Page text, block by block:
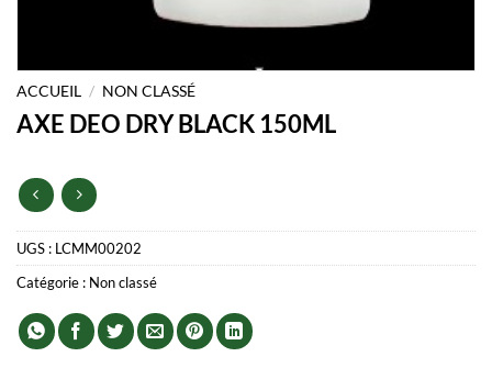
ACCUEIL / NON CLASSÉ
AXE DEO DRY BLACK 150ML
UGS : LCMM00202
Catégorie : Non classé